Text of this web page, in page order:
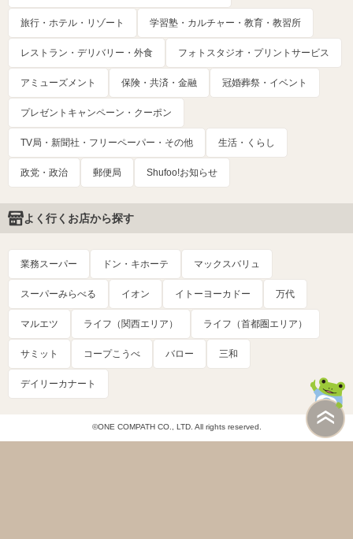
旅行・ホテル・リゾート 学習塾・カルチャー・教育・教習所
レストラン・デリバリー・外食 フォトスタジオ・プリントサービス
アミューズメント 保険・共済・金融 冠婚葬祭・イベント
プレゼントキャンペーン・クーポン
TV局・新聞社・フリーペーパー・その他 生活・くらし
政党・政治 郵便局 Shufoo!お知らせ
よく行くお店から探す
業務スーパー ドン・キホーテ マックスバリュ
スーパーみらべる イオン イトーヨーカドー 万代
マルエツ ライフ（関西エリア） ライフ（首都圏エリア）
サミット コープこうべ バロー 三和
デイリーカナート
©ONE COMPATH CO., LTD. All rights reserved.